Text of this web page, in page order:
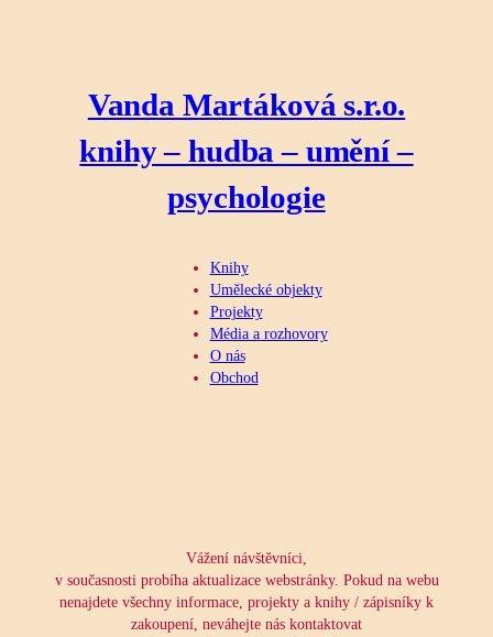
Vanda Martáková s.r.o.
knihy – hudba – umění –
psychologie
Knihy
Umělecké objekty
Projekty
Média a rozhovory
O nás
Obchod
Vážení návštěvníci,
v současnosti probíha aktualizace webstránky. Pokud na webu
nenajdete všechny informace, projekty a knihy / zápisníky k
zakoupení, neváhejte nás kontaktovat